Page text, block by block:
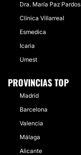
Dra. María Paz Pardos
Clínica Villarreal
Esmedica
Icaria
Umest
PROVINCIAS TOP
Madrid
Barcelona
Valencia
Málaga
Alicante